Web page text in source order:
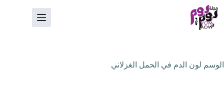
التجاوز
إلى
المحتوى
الوسم لون الدم في الحمل الغزلاني